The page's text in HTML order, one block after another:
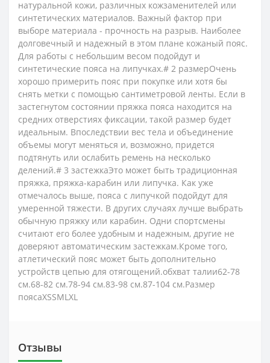
натуральной кожи, различных кожзаменителей или
синтетических материалов. Важный фактор при
выборе материала - прочность на разрыв. Наиболее
долговечный и надежный в этом плане кожаный пояс.
Для работы с небольшим весом подойдут и
синтетические пояса на липучках.# 2 размерОчень
хорошо примерить пояс при покупке или хотя бы
снять метки с помощью сантиметровой ленты. Если в
застегнутом состоянии пряжка пояса находится на
средних отверстиях фиксации, такой размер будет
идеальным. Впоследствии вес тела и объединение
объемы могут меняться и, возможно, придется
подтянуть или ослабить ремень на несколько
делений.# 3 застежкаЭто может быть традиционная
пряжка, пряжка-карабин или липучка. Как уже
отмечалось выше, пояса с липучкой подойдут для
умеренной тяжести. В других случаях лучше выбрать
обычную пряжку или карабин. Одни спортсмены
считают его более удобным и надежным, другие не
доверяют автоматическим застежкам.Кроме того,
атлетический пояс может быть дополнительно
устройств цепью для отягощений.обхват талии62-78
см.68-82 см.78-94 см.83-98 см.87-104 см.Размер
поясаXSSMLXL
Отзывы